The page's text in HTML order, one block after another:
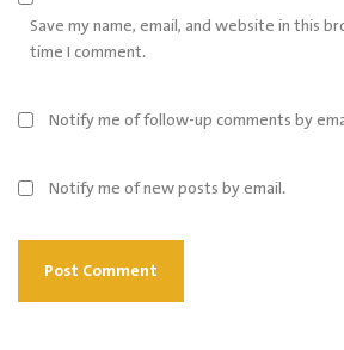
Save my name, email, and website in this
time I comment.
Notify me of follow-up comments by
Notify me of new posts by email.